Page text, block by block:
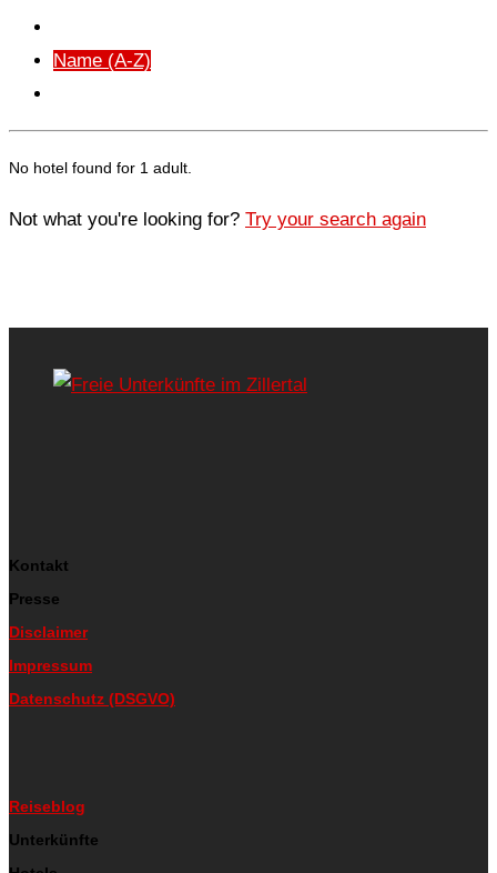
Name (A-Z)
No hotel found for 1 adult.
Not what you're looking for? Try your search again
Kontakt
Presse
Disclaimer
Impressum
Datenschutz (DSGVO)
Reiseblog
Unterkünfte